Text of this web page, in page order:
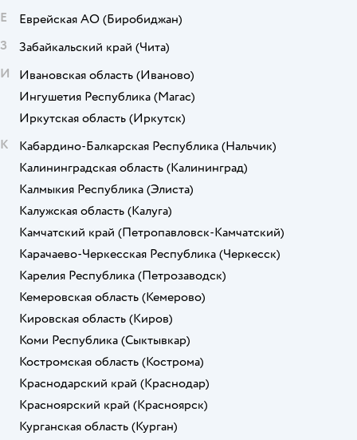
Е
Еврейская АО (Биробиджан)
З
Забайкальский край (Чита)
И
Ивановская область (Иваново)
Ингушетия Республика (Магас)
Иркутская область (Иркутск)
К
Кабардино-Балкарская Республика (Нальчик)
Калининградская область (Калининград)
Калмыкия Республика (Элиста)
Калужская область (Калуга)
Камчатский край (Петропавловск-Камчатский)
Карачаево-Черкесская Республика (Черкесск)
Карелия Республика (Петрозаводск)
Кемеровская область (Кемерово)
Кировская область (Киров)
Коми Республика (Сыктывкар)
Костромская область (Кострома)
Краснодарский край (Краснодар)
Красноярский край (Красноярск)
Курганская область (Курган)